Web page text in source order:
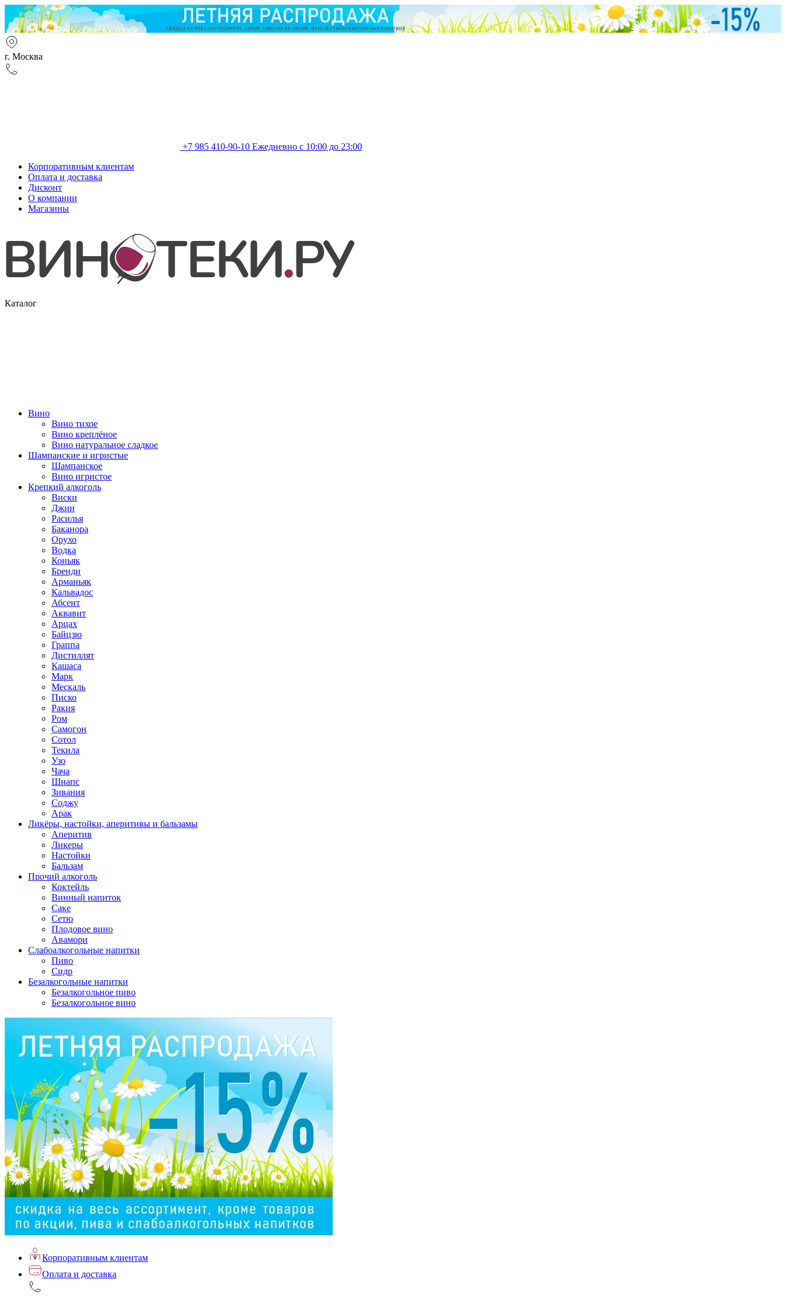
г. Москва
+7 985 410-90-10 Ежедневно с 10:00 до 23:00
Корпоративным клиентам
Оплата и доставка
Дисконт
О компании
Магазины
Каталог
Вино
Вино тихое
Вино креплёное
Вино натуральное сладкое
Шампанские и игристые
Шампанское
Вино игристое
Крепкий алкоголь
Виски
Джин
Расилья
Баканора
Орухо
Водка
Коньяк
Бренди
Арманьяк
Кальвадос
Абсент
Аквавит
Арцах
Байцзю
Граппа
Дистиллят
Кашаса
Марк
Мескаль
Писко
Ракия
Ром
Самогон
Сотол
Текила
Узо
Чача
Шнапс
Зивания
Соджу
Арак
Ликёры, настойки, аперитивы и бальзамы
Аперитив
Ликеры
Настойки
Бальзам
Прочий алкоголь
Коктейль
Винный напиток
Саке
Сетю
Плодовое вино
Авамори
Слабоалкогольные напитки
Пиво
Сидр
Безалкогольные напитки
Безалкогольное пиво
Безалкогольное вино
Корпоративным клиентам
Оплата и доставка